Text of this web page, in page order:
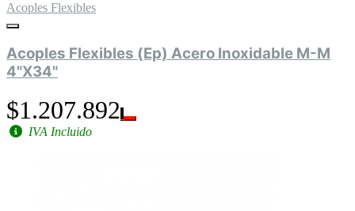
Acoples Flexibles
Acoples Flexibles (Ep) Acero Inoxidable M-M
4"X34"
$1.207.892
IVA Incluido